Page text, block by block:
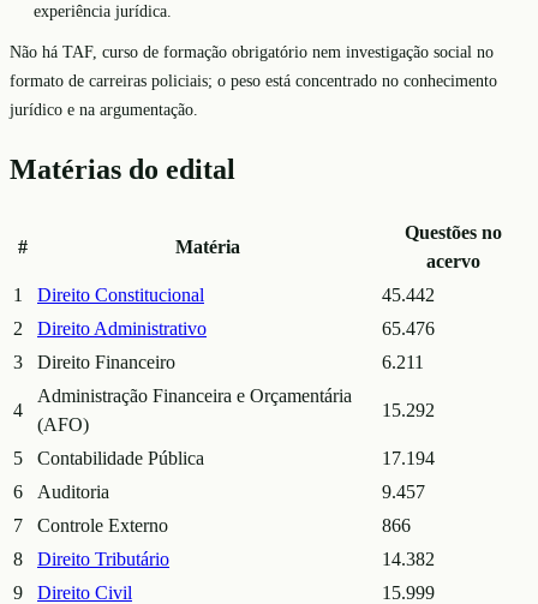
experiência jurídica.
Não há TAF, curso de formação obrigatório nem investigação social no
formato de carreiras policiais; o peso está concentrado no conhecimento
jurídico e na argumentação.
Matérias do edital
# Matéria
Questões no
acervo
1
Direito Constitucional
45.442
2
Direito Administrativo
65.476
3
Direito Financeiro 6.211
4
Administração Financeira e Orçamentária
(AFO)
15.292
5 Contabilidade Pública
17.194
6
Auditoria
9.457
7
Controle Externo
866
8
Direito Tributário
14.382
9
Direito Civil
15.999